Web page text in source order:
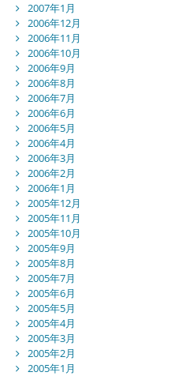
2007年1月
2006年12月
2006年11月
2006年10月
2006年9月
2006年8月
2006年7月
2006年6月
2006年5月
2006年4月
2006年3月
2006年2月
2006年1月
2005年12月
2005年11月
2005年10月
2005年9月
2005年8月
2005年7月
2005年6月
2005年5月
2005年4月
2005年3月
2005年2月
2005年1月